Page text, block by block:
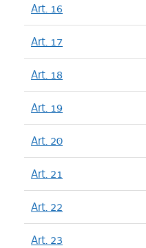
Art. 16
Art. 17
Art. 18
Art. 19
Art. 20
Art. 21
Art. 22
Art. 23